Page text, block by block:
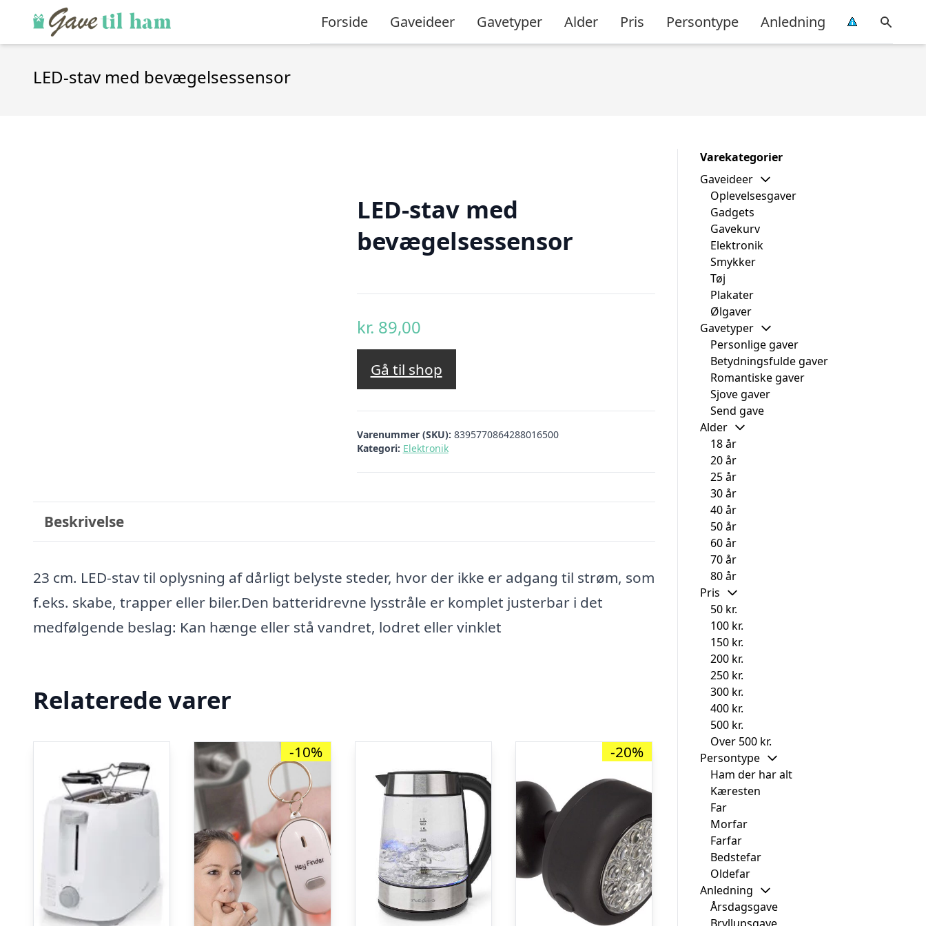
Forside Gaveideer Gavetyper Alder Pris Persontype Anledning
LED-stav med bevægelsessensor
LED-stav med
bevægelsessensor
kr. 89,00
Gå til shop
Varenummer (SKU): 8395770864288016500
Kategori: Elektronik
Beskrivelse
23 cm. LED-stav til oplysning af dårligt belyste steder, hvor der ikke er adgang til strøm, som
f.eks. skabe, trapper eller biler.Den batteridrevne lysstråle er komplet justerbar i det
medfølgende beslag: Kan hænge eller stå vandret, lodret eller vinklet
Relaterede varer
-10% -20%
Varekategorier
Gaveideer
Oplevelsesgaver
Gadgets
Gavekurv
Elektronik
Smykker
Tøj
Plakater
Ølgaver
Gavetyper
Personlige gaver
Betydningsfulde gaver
Romantiske gaver
Sjove gaver
Send gave
Alder
18 år
20 år
25 år
30 år
40 år
50 år
60 år
70 år
80 år
Pris
50 kr.
100 kr.
150 kr.
200 kr.
250 kr.
300 kr.
400 kr.
500 kr.
Over 500 kr.
Persontype
Ham der har alt
Kæresten
Far
Morfar
Farfar
Bedstefar
Oldefar
Anledning
Årsdagsgave